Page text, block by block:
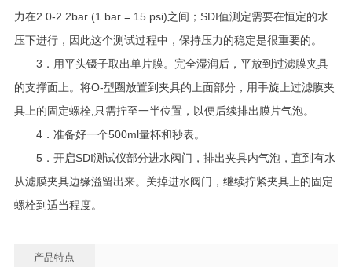
力在2.0-2.2bar (1 bar = 15 psi)之间；SDI值测定需要在恒定的水
压下进行，因此这个测试过程中，保持压力的稳定是很重要的。
3．用平头镊子取出单片膜。完全湿润后，平放到过滤膜夹具
的支撑面上。将O-型圈放置到夹具的上面部分，用手旋上过滤膜夹
具上的固定螺栓,只需拧至一半位置，以便后续排出膜片气泡。
4．准备好一个500ml量杯和秒表。
5．开启SDI测试仪部分进水阀门，排出夹具内气泡，直到有水
从滤膜夹具边缘溢留出来。关掉进水阀门，继续拧紧夹具上的固定
螺栓到适当程度。
产品特点